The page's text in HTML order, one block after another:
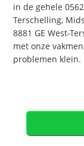
in de gehele
Terschelling,
8881 GE West-
met onze
problemen klein.